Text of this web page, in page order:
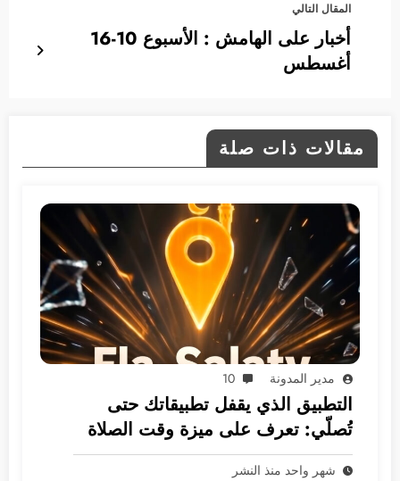
المقال التالي
أخبار على الهامش : الأسبوع 10-16
أغسطس
مقالات ذات صلة
مدير المدونة 10
التطبيق الذي يقفل تطبيقاتك حتى
تُصلّي: تعرف على ميزة وقت الصلاة
الثورية
شهر واحد منذ النشر